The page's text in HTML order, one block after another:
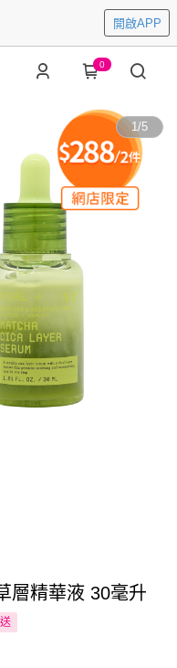
開啟APP
0
1/5
層精華液 30毫升